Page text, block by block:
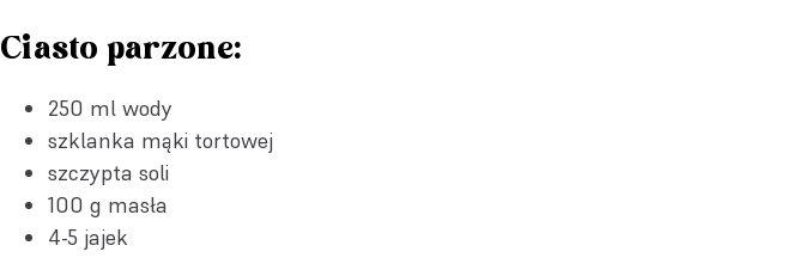
Ciasto parzone:
250 ml wody
szklanka mąki tortowej
szczypta soli
100 g masła
4-5 jajek